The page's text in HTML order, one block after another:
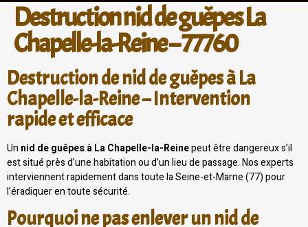
Destruction nid de guêpes La
Chapelle-la-Reine – 77760
Destruction de nid de guêpes à La
Chapelle-la-Reine – Intervention
rapide et efficace
Un nid de guêpes à La Chapelle-la-Reinepeut être dangereux s’il
est situé près d’une habitation ou d’un lieu de passage. Nos experts
interviennent rapidement dans toute la Seine-et-Marne (77) pour
l’éradiquer en toute sécurité.
Pourquoi ne pas enlever un nid de